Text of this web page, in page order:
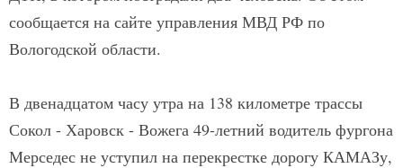
сообщается на сайте управления МВД РФ по
Вологодской области.
В двенадцатом часу утра на 138 километре трассы
Сокол - Харовск - Вожега 49-летний водитель фургона
Мерседес не уступил на перекрестке дорогу КАМАЗу,